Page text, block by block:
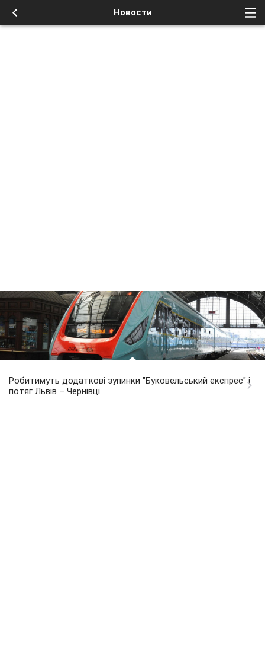
Новости
Робитимуть додаткові зупинки "Буковельський експрес" і
потяг Львів – Чернівці